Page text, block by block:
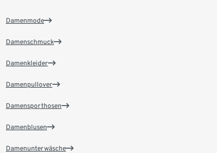
Damenmode
Damenschmuck
Damenkleider
Damenpullover
Damensporthosen
Damenblusen
Damenunterwäsche